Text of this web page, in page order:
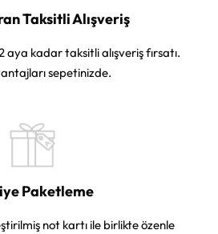
Taksitli Alışveriş
aya kadar taksitli alışveriş fırsatı.
sepetinizde.
Paketleme
not kartı ile birlikte özenle